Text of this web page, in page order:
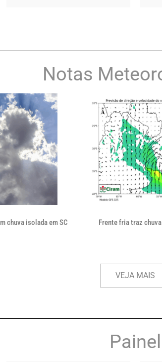
Notas
chuva isolada em SC Frente fria traz
VEJA MAIS
Painel